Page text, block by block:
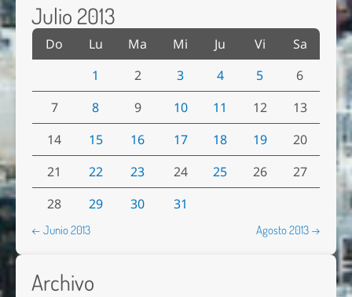
Julio 2013
Do Lu Ma Mi Ju Vi
Sa
1
2 3 4 5
6
7
8 9 10 11 12
13
14
15 16 17 18 19
20
21
22 23 24 25 26
27
28
29 30 31
← Junio 2013 Agosto 2013 →
Archivo